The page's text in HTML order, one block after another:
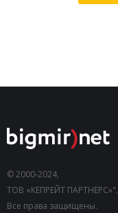
© 2000-2024,
ТОВ «КЕПРЕЙТ ПАРТНЕРС»".
Все права защищены.